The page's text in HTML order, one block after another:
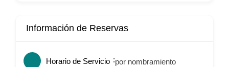
Información de Reservas
Horario de Servicio por nombramiento